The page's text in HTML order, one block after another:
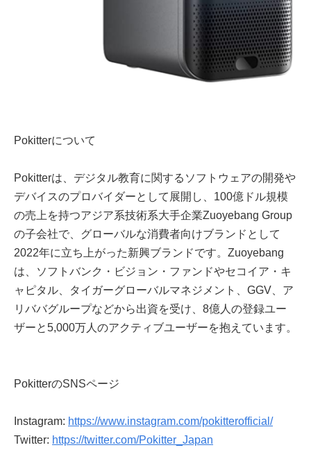
Pokitterについて
Pokitterは、デジタル教育に関するソフトウェアの開発や
デバイスのプロバイダーとして展開し、100億ドル規模
の売上を持つアジア系技術系大手企業Zuoyebang Group
の子会社で、グローバルな消費者向けブランドとして
2022年に立ち上がった新興ブランドです。Zuoyebang
は、ソフトバンク・ビジョン・ファンドやセコイア・キ
ャピタル、タイガーグローバルマネジメント、GGV、ア
リババグループなどから出資を受け、8億人の登録ユー
ザーと5,000万人のアクティブユーザーを抱えています。
PokitterのSNSページ
Instagram: https://www.instagram.com/pokitterofficial/
Twitter: https://twitter.com/Pokitter_Japan